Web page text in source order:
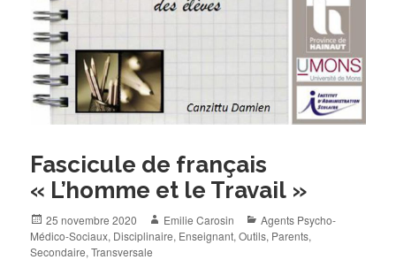
Fascicule de français
« L’homme et le Travail »
Posted
on
25 novembre 2020 Author
Emilie Carosin Categories
Agents Psycho-
Médico-Sociaux, Disciplinaire, Enseignant,Outils, Parents,
Secondaire,Transversale